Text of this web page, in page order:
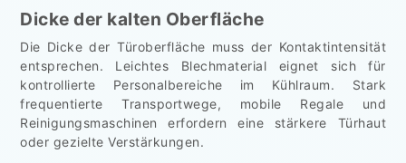
Dicke der kalten Oberfläche
Die Dicke der Türoberfläche muss der Kontaktintensität
entsprechen. Leichtes Blechmaterial eignet sich für
kontrollierte Personalbereiche im Kühlraum. Stark
frequentierte Transportwege, mobile Regale und
Reinigungsmaschinen erfordern eine stärkere Türhaut
oder gezielte Verstärkungen.